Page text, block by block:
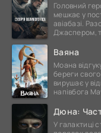
Головний
мешкає у
авіабазі.
Джаспером,
Ваяна
Моана
береги
вирушає у
напівбога
Дюна:
У галактиці